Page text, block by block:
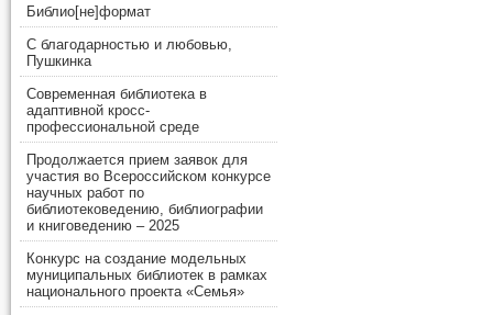
Библио[не]формат
С благодарностью и любовью,
Пушкинка
Современная библиотека в
адаптивной кросс-
профессиональной среде
Продолжается прием заявок для
участия во Всероссийском конкурсе
научных работ по
библиотековедению, библиографии
и книговедению – 2025
Конкурс на создание модельных
муниципальных библиотек в рамках
национального проекта «Семья»